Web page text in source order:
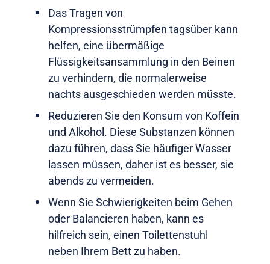
Das Tragen von
Kompressionsstrümpfen tagsüber kann
helfen, eine übermäßige
Flüssigkeitsansammlung in den Beinen
zu verhindern, die normalerweise
nachts ausgeschieden werden müsste.
Reduzieren Sie den Konsum von Koffein
und Alkohol. Diese Substanzen können
dazu führen, dass Sie häufiger Wasser
lassen müssen, daher ist es besser, sie
abends zu vermeiden.
Wenn Sie Schwierigkeiten beim Gehen
oder Balancieren haben, kann es
hilfreich sein, einen Toilettenstuhl
neben Ihrem Bett zu haben.